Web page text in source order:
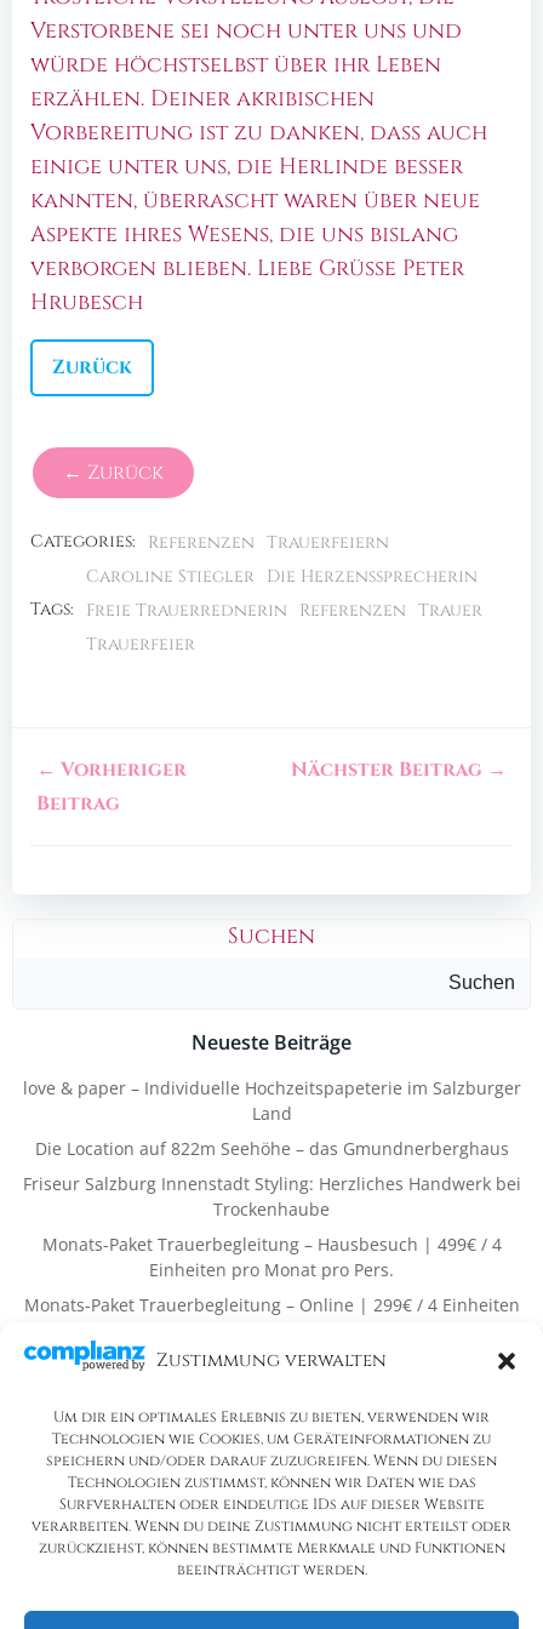
Zustimmung verwalten
Um dir ein optimales Erlebnis zu bieten, verwenden wir
Technologien wie Cookies, um Geräteinformationen zu
speichern und/oder darauf zuzugreifen. Wenn du diesen
Technologien zustimmst, können wir Daten wie das
Surfverhalten oder eindeutige IDs auf dieser Website
verarbeiten. Wenn du deine Zustimmung nicht erteilst oder
zurückziehst, können bestimmte Merkmale und Funktionen
beeinträchtigt werden.
Verstorbene sei noch unter uns und
würde höchstselbst über ihr Leben
erzählen. Deiner akribischen
Vorbereitung ist zu danken, dass auch
einige unter uns, die Herlinde besser
kannten, überrascht waren über neue
Aspekte ihres Wesens, die uns bislang
verborgen blieben. Liebe Grüsse Peter
Hrubesch
Zurück
← Zurück
Categories: Referenzen Trauerfeiern
Tags:
Caroline Stiegler Die Herzenssprecherin
Freie Trauerrednerin
Referenzen Trauer
Trauerfeier
← Vorheriger
Beitrag
Nächster Beitrag →
Suchen
Suchen
Neueste Beiträge
love & paper – Individuelle Hochzeitspapeterie im Salzburger
Land
Die Location auf 822m Seehöhe – das Gmundnerberghaus
Friseur Salzburg Innenstadt Styling: Herzliches Handwerk bei
Trockenhaube
Monats-Paket Trauerbegleitung – Hausbesuch | 499€ / 4
Einheiten pro Monat pro Pers.
Monats-Paket Trauerbegleitung – Online | 299€ / 4 Einheiten
Es sind keine Kommentare vorhanden.